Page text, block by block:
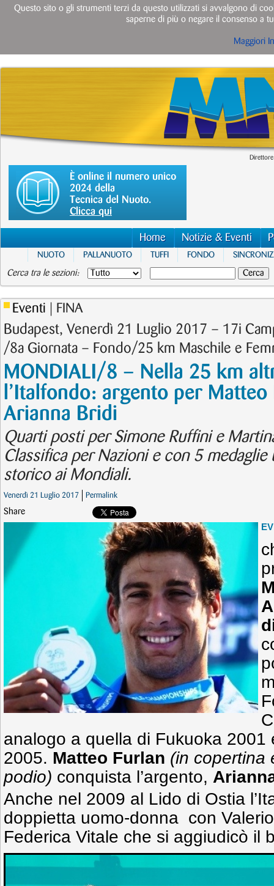
È online il numero unico
2024 della
Tecnica del Nuoto.
Clicca qui
Home Notizie & Eventi
NUOTO PALLANUOTO TUFFI FONDO
Cerca tra le sezioni:
Eventi | FINA
Budapest, Venerdì 21 Luglio 2017 – 17i
/8a Giornata – Fondo/25 km Maschile e
MONDIALI/8 – Nella 25 km
l’Italfondo: argento per
Arianna Bridi
Quarti posti per Simone Ruffini e
Classifica per Nazioni e con 5 medaglie
storico ai Mondiali.
Venerdì 21 Luglio 2017 Permalink
Share
analogo a quella di Fukuoka 2001
2005. Matteo Furlan (in copertina
podio) conquista l’argento,
Anche nel 2009 al Lido di Ostia
doppietta uomo-donna con
Federica Vitale che si aggiudicò il
Questo sito o gli strumenti terzi da questo utilizzati si avvalgono di
saperne di più o negare il consenso a
Maggiori